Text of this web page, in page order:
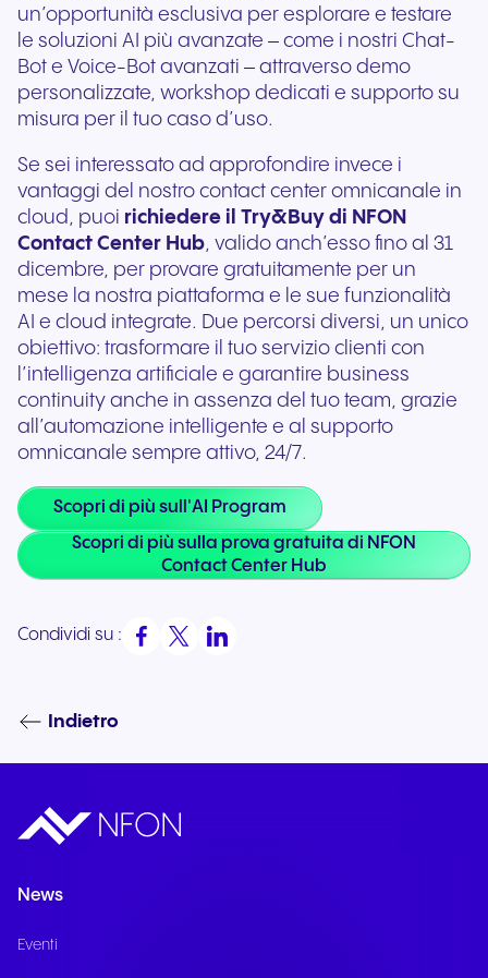
un’opportunità esclusiva per esplorare e testare
le soluzioni AI più avanzate – come i nostri Chat-
Bot e Voice-Bot avanzati – attraverso demo
personalizzate, workshop dedicati e supporto su
misura per il tuo caso d’uso.
Se sei interessato ad approfondire invece i
vantaggi del nostro contact center omnicanale in
cloud, puoi richiedere il Try&Buy di NFON
Contact Center Hub, valido anch’esso fino al 31
dicembre, per provare gratuitamente per un
mese la nostra piattaforma e le sue funzionalità
AI e cloud integrate. Due percorsi diversi, un unico
obiettivo: trasformare il tuo servizio clienti con
l’intelligenza artificiale e garantire business
continuity anche in assenza del tuo team, grazie
all’automazione intelligente e al supporto
omnicanale sempre attivo, 24/7.
Scopri di più sull'AI Program
Scopri di più sulla prova gratuita di NFON
Contact Center Hub
Condividi su :
Indietro
News
Eventi